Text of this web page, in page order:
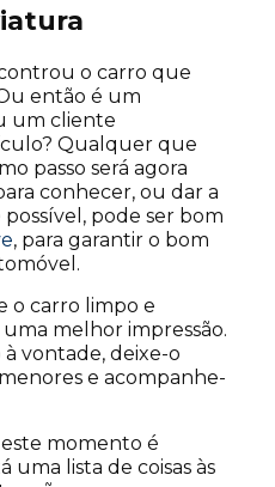
o carro que
então é um
um cliente
Qualquer que
passo será agora
conhecer, ou dar a
pode ser bom
, para garantir o bom
o carro limpo e
melhor impressão.
vontade, deixe-o
e acompanhe-
momento é
uma lista de coisas às